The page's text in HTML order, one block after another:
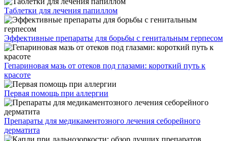
Таблетки для лечения папиллом
Эффективные препараты для борьбы с генитальным герпесом
Гепариновая мазь от отеков под глазами: короткий путь к
красоте
Первая помощь при аллергии
Препараты для медикаментозного лечения себорейного
дерматита